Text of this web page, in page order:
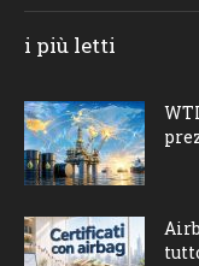
i più letti